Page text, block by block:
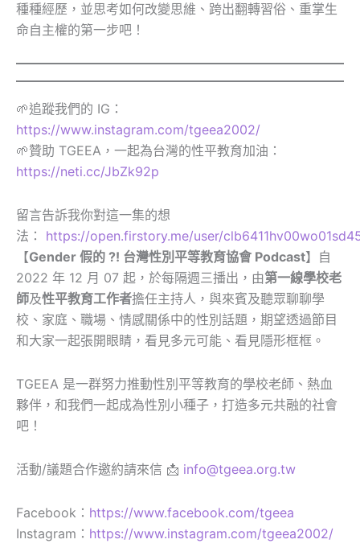
種種經歷，並思考如何改變思維、跨出翻轉習俗、重掌生
命自主權的第一步吧！
🌱追蹤我們的 IG：
https://www.instagram.com/tgeea2002/
🌱贊助 TGEEA，一起為台灣的性平教育加油：
https://neti.cc/JbZk92p
留言告訴我你對這一集的想
法： https://open.firstory.me/user/
【Gender 假的 ?! 台灣性別平等教育協會 Podcast】自
2022 年 12 月 07 起，於每隔週三播出，由第一線學校老
師及性平教育工作者擔任主持人，與來賓及聽眾聊聊學
校、家庭、職場、情感關係中的性別話題，期望透過節目
和大家一起張開眼睛，看見多元可能、看見隱形框框。
TGEEA 是一群努力推動性別平等教育的學校老師、熱血
夥伴，和我們一起成為性別小種子，打造多元共融的社會
吧！
活動/議題合作邀約請來信 📩 info@tgeea.org.tw
Facebook： https://www.facebook.com/tgeea
Instagram： https://www.instagram.com/tgeea2002/